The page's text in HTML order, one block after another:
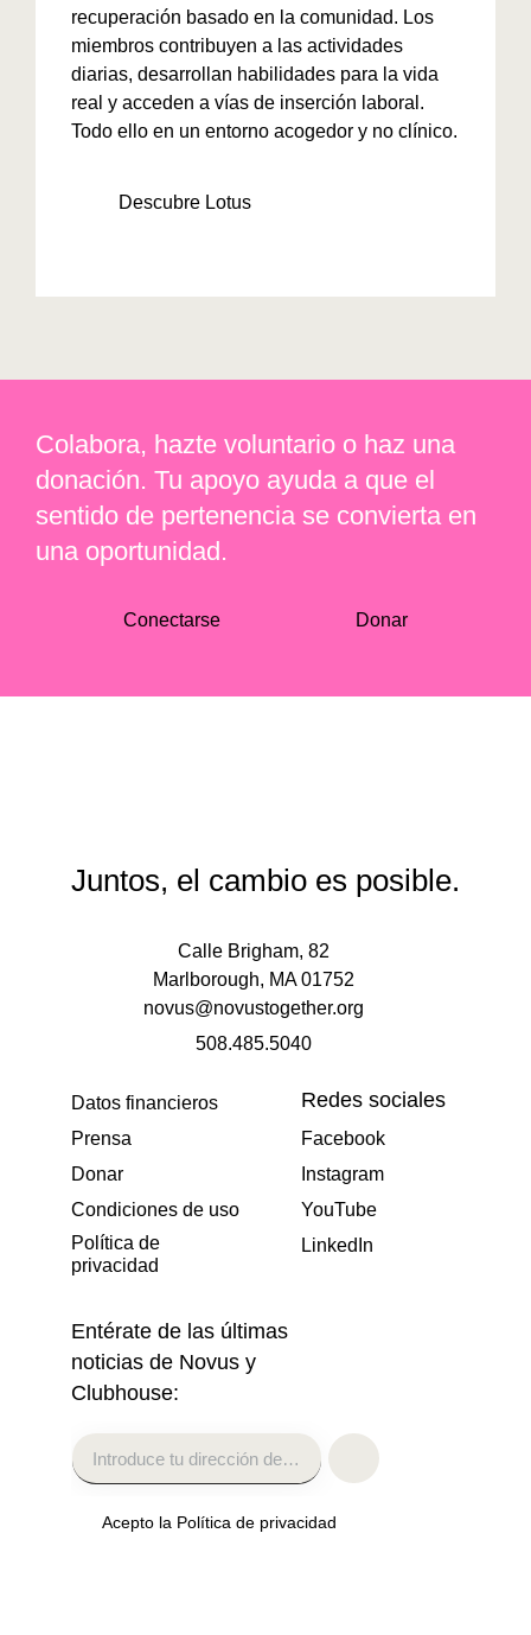
recuperación basado en la comunidad. Los
miembros contribuyen a las actividades
diarias, desarrollan habilidades para la vida
real y acceden a vías de inserción laboral.
Todo ello en un entorno acogedor y no clínico.
Descubre Lotus
Colabora, hazte voluntario o haz una
donación. Tu apoyo ayuda a que el
sentido de pertenencia se convierta en
una oportunidad.
Conectarse Donar
Juntos, el cambio es posible.
Calle Brigham, 82
Marlborough, MA 01752
novus@novustogether.org
508.485.5040
Datos financieros
Prensa
Donar
Condiciones de uso
Política de
privacidad
Redes sociales
Facebook
Instagram
YouTube
LinkedIn
Entérate de las últimas
noticias de Novus y
Clubhouse:
Acepto la Política de privacidad